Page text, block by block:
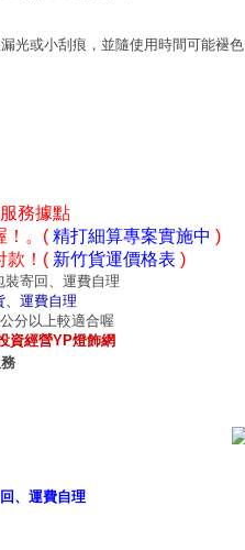
光或小刮痕，並隨使用時間可能褪色
務據點
！。( 精打細算專案實施中 )
款！( 新竹貨運價格表 )
寄回、運費自理
、運費自理
分以上較適合喔
資經營YP燈飾網
、運費自理